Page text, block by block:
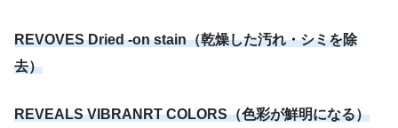
REVOVESDried-on stain（乾燥した汚れ・シミを除
去）
REVEALS VIBRANRT COLORS（色彩が鮮明になる）